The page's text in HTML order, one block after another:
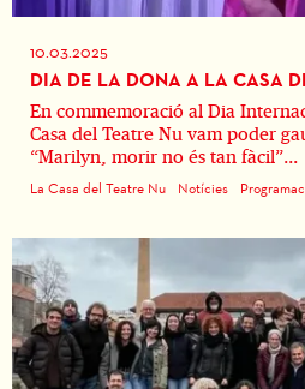
10.03.2025
DIA DE LA DONA A LA CASA
En commemoració al Dia
Casa del Teatre Nu vam poder
“Marilyn, morir no és tan fàcil”...
La Casa del Teatre Nu Notícies